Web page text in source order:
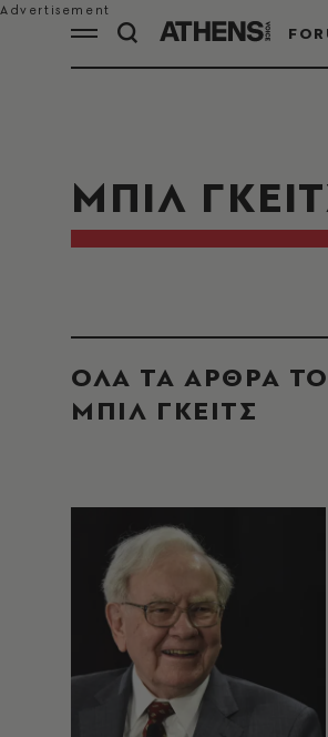
ΜΠΙΛ
ΟΛΑ ΤΑ ΑΡΘΡΑ
ΜΠΙΛ ΓΚΕΙΤΣ